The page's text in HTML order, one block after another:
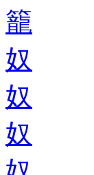
籠
奴
奴
奴